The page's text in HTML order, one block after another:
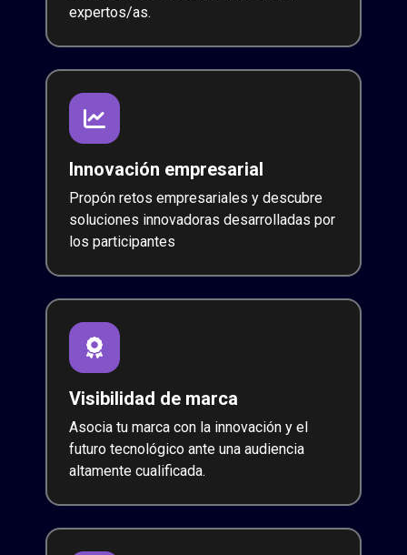
expertos/as.
Innovación empresarial
Propón retos empresariales y descubre
soluciones innovadoras desarrolladas por
los participantes
Visibilidad de marca
Asocia tu marca con la innovación y el
futuro tecnológico ante una audiencia
altamente cualificada.